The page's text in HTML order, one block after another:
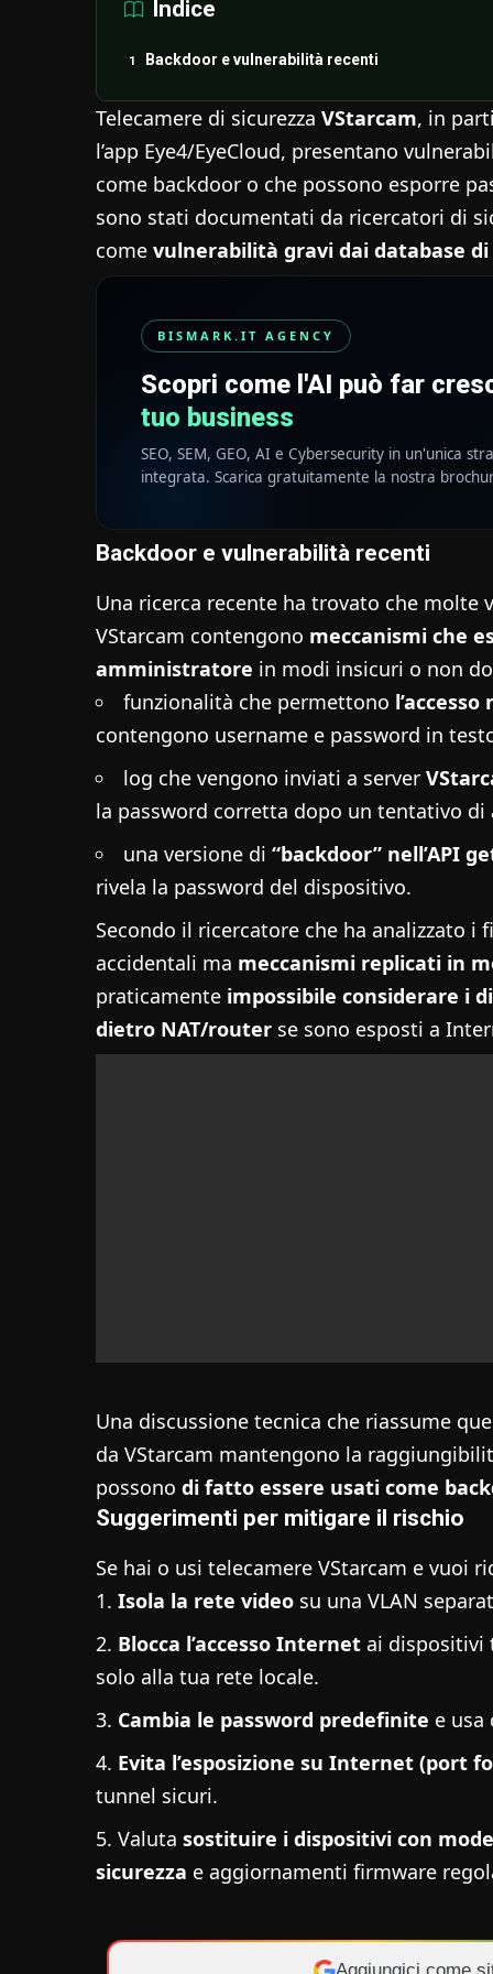
Indice
Backdoor e vulnerabilità recenti
Telecamere di sicurezza VStarcam, in
l’app Eye4/EyeCloud, presentano
come backdoor o che possono esporre
sono stati documentati da ricercatori di
come vulnerabilità gravi dai database
BISMARK.IT AGENCY
Scopri come l'AI può far
tuo business
SEO, SEM, GEO, AI e Cybersecurity in un'unica
integrata. Scarica gratuitamente la nostra
Backdoor e vulnerabilità recenti
Una ricerca recente ha trovato che
VStarcam contengono meccanismi che
amministratore in modi insicuri o non
funzionalità che permettono
contengono username e password in
log che vengono inviati a server
la password corretta dopo un tentativo di
una versione di “backdoor” nell’API
rivela la password del dispositivo.
Secondo il ricercatore che ha analizzato
accidentali ma meccanismi replicati in
praticamente impossibile considerare i
dietro NAT/routerse sono esposti a
Una discussione tecnica che riassume
da VStarcam mantengono la
possono di fatto essere usati come
Suggerimenti per mitigare il rischio
Se hai o usi telecamere VStarcam e vuoi
Isola la rete videosu una VLAN
Blocca l’accesso Internetai dispositivi
solo alla tua rete locale.
Cambia le password predefinite e usa
Evita l’esposizione su Internet (port
tunnel sicuri.
Valuta sostituire i dispositivi con
sicurezza e aggiornamenti firmware